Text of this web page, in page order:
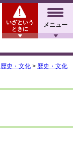
メニュー
いざという
ときに
歴史・文化 > 歴史・文化